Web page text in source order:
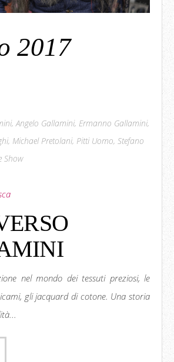
2017
,Angelo Gallamini, Ermanno Gallamini,
, Michael Pretolani, Pitti Uomo, Stefano
Show
nel mondo dei tessuti preziosi, le
gli jacquard di cotone. Una storia